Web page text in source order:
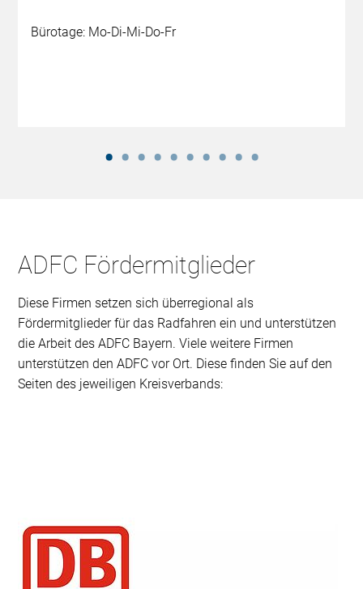
Bürotage: Mo-Di-Mi-Do-Fr
ADFC Fördermitglieder
Diese Firmen setzen sich überregional als
Fördermitglieder für das Radfahren ein und unterstützen
die Arbeit des ADFC Bayern. Viele weitere Firmen
unterstützen den ADFC vor Ort. Diese finden Sie auf den
Seiten des jeweiligen Kreisverbands: